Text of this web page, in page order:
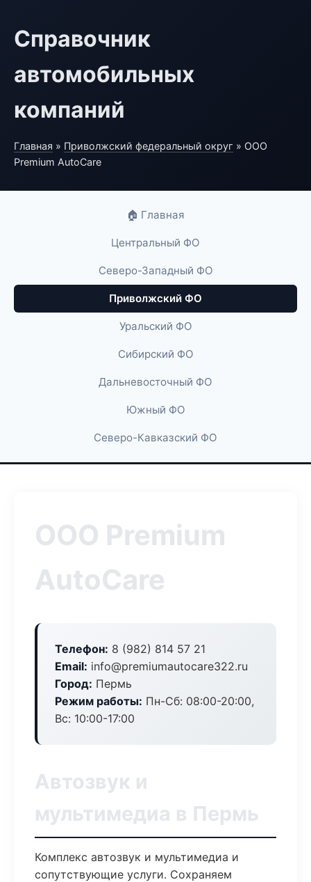
Справочник
автомобильных
компаний
Главная » Приволжский федеральный округ » ООО
Premium AutoCare
🏠 Главная
Центральный ФО
Северо-Западный ФО
Приволжский ФО
Уральский ФО
Сибирский ФО
Дальневосточный ФО
Южный ФО
Северо-Кавказский ФО
ООО Premium
AutoCare
Телефон: 8 (982) 814 57 21
Email: info@premiumautocare322.ru
Город: Пермь
Режим работы: Пн-Сб: 08:00-20:00,
Вс: 10:00-17:00
Автозвук и
мультимедиа в Пермь
Комплекс автозвук и мультимедиа и
сопутствующие услуги. Сохраняем